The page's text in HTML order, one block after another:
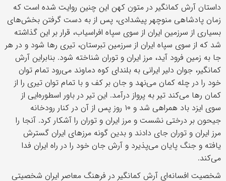
داستان آرش کمانگیر در متون کهن این چنین روایت شده است که
زمان پادشاهی منوچهر پیشدادی، پس از به دست گرفتن بخش‌های
بسیاری از سرزمین ایران از سوی سپاه افراسیاب، قرار بر این گذاشته
شد که از سوی سپاه ایران از سرزمین تبرستان، تیری رها شود و در هر
جا به زمین فرود آید، مرز ایران و توران شناخته شود. بنابراین آرش
کمانگیر، جوان دلیر ایرانی به بلندای کوه دماوند می‌رود تمام توان
خود را در چله کمان می‌نهد و جان بر کف و با تمام توان تیری را از
کمان رها می‌کند تیر به پرواز درآمد. این تیر در باور اسطوره‌ایی از
سوی ایزد باد همراهی شد و ۱۰ روز پس از آن در کنار رودخانه
جیحون بر درختی نشست و مرز ایران و توران را آشکار کرد. آنجا را
مرز ایران و توران جای دادند و بدین گونه مرزهای ایران گسترش
یافته و جنگ پایان می‌پذیرد و آرش جان خود را در راه ایران فدا
می‌کند.
شخصیت افسانه‌ای آرش کمانگیر در فرهنگ معاصر ایران شخصیتی